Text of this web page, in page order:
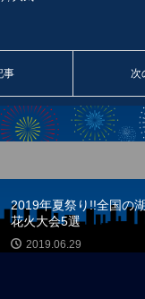
2019年夏祭り!!全国の
花火大会5選
2019.06.29